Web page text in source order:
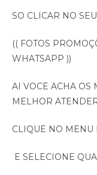
SO CLICAR NO
(( FOTOS
WHATSAPP ))
AI VOCE ACHA OS
MELHOR
CLIQUE NO MENU
E SELECIONE